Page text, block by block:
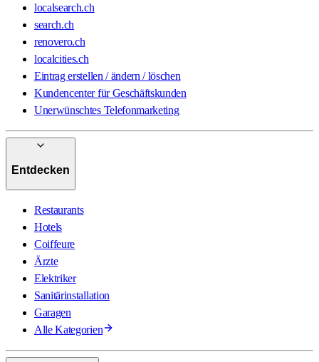
localsearch.ch
search.ch
renovero.ch
localcities.ch
Eintrag erstellen / ändern / löschen
Kundencenter für Geschäftskunden
Unerwünschtes Telefonmarketing
Entdecken
Restaurants
Hotels
Coiffeure
Ärzte
Elektriker
Sanitärinstallation
Garagen
Alle Kategorien